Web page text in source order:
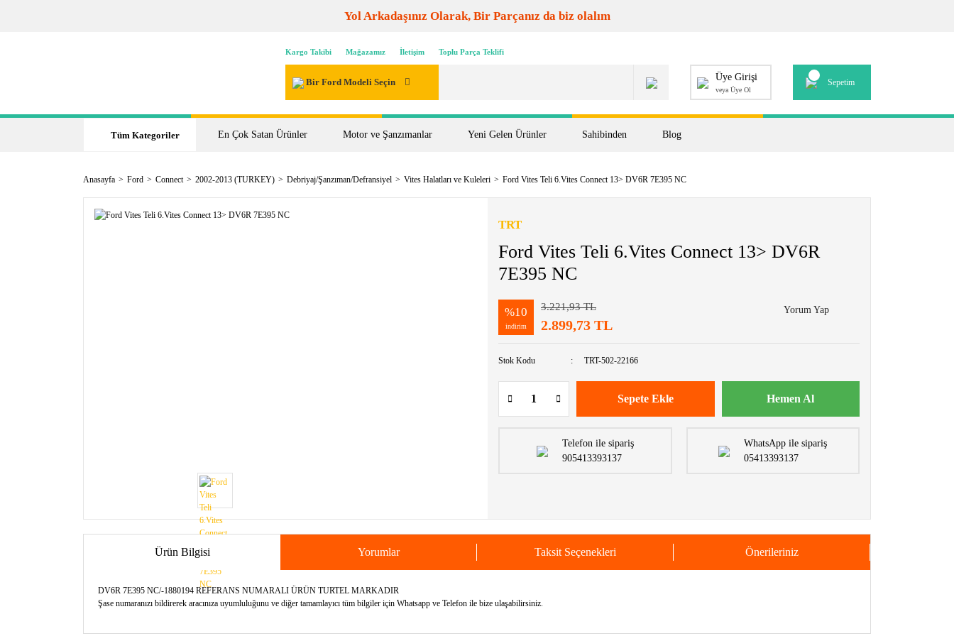
Yol Arkadaşınız Olarak, Bir Parçanız da biz olalım
Kargo Takibi Mağazamız İletişim Toplu Parça Teklifi
Bir Ford Modeli Seçin Üye Girişi
veya Üye Ol
Sepetim
Tüm Kategoriler En Çok Satan Ürünler Motor ve Şanzımanlar Yeni Gelen Ürünler Sahibinden Blog
Anasayfa Ford Connect 2002-2013 (TURKEY) Debriyaj/Şanzıman/Defransiyel Vites Halatları ve Kuleleri Ford Vites Teli 6.Vites Connect 13> DV6R 7E395 NC
TRT
Ford Vites Teli 6.Vites Connect 13> DV6R
7E395 NC
%10
indirim
3.221,93 TL
2.899,73 TL
Yorum Yap
Stok Kodu TRT-502-22166
Sepete Ekle Hemen Al
Telefon ile sipariş
905413393137
WhatsApp ile sipariş
05413393137
Ürün Bilgisi Yorumlar Taksit Seçenekleri Önerileriniz
DV6R 7E395 NC/-1880194 REFERANS NUMARALI ÜRÜN TURTEL MARKADIR
Şase numaranızı bildirerek aracınıza uyumluluğunu ve diğer tamamlayıcı tüm bilgiler için Whatsapp ve Telefon ile bize ulaşabilirsiniz.